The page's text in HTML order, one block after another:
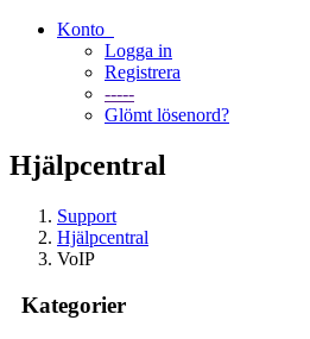
Konto
Logga in
Registrera
-----
Glömt lösenord?
Hjälpcentral
Support
Hjälpcentral
VoIP
Kategorier